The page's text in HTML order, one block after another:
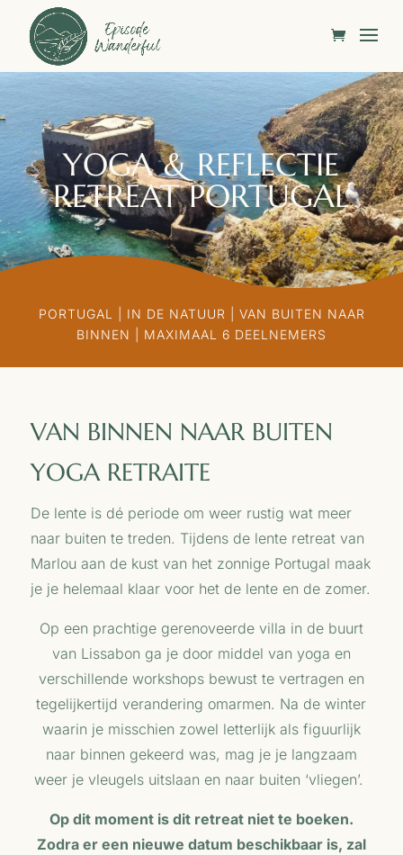
YOGA & REFLECTIE
RETREAT PORTUGAL
PORTUGAL | IN DE NATUUR | VAN BUITEN NAAR
BINNEN
| MAXIMAAL 6 DEELNEMERS
VAN BINNEN NAAR BUITEN
YOGA RETRAITE
De lente is dé periode om weer rustig wat meer
naar buiten te treden. Tijdens de lente retreat van
Marlou aan de kust van het zonnige Portugal maak
je je helemaal klaar voor het de lente en de zomer.
Op een prachtige gerenoveerde villa in de buurt
van Lissabon ga je door middel van yoga en
verschillende workshops bewust te vertragen en
tegelijkertijd verandering omarmen. Na de winter
waarin je misschien zowel letterlijk als figuurlijk
naar binnen gekeerd was, mag je je langzaam
weer je vleugels uitslaan en naar buiten ‘vliegen’.
Op dit moment is dit retreat niet te boeken.
Zodra er een nieuwe datum beschikbaar is, zal